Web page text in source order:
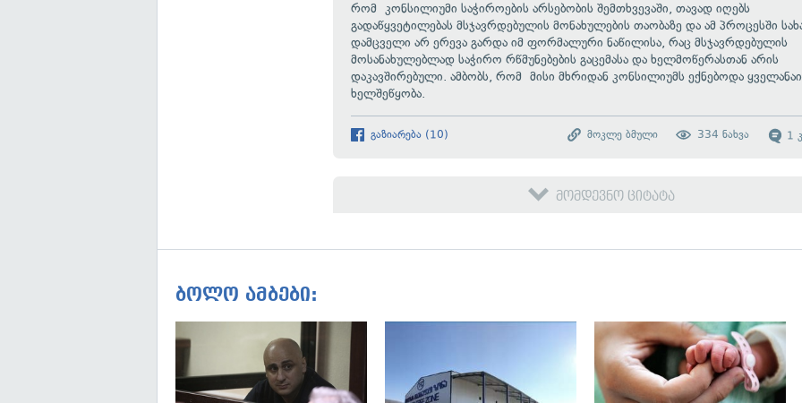
რომ კონსილიუმი საჭიროების არსებობის შემთხვევაში, თავად იღებს
გადაწყვეტილებას მსჯავრდებულის მონახულების თაობაზე და ამ პროცესში
დამცველი არ ერევა გარდა იმ ფორმალური ნაწილისა, რაც მსჯავრდებულის
მოსანახულებლად საჭირო რწმუნებების გაცემასა და ხელმოწერასთან არის
დაკავშირებული. ამბობს, რომ მისი მხრიდან კონსილიუმს ექნებოდა
ხელშეწყობა.
გაზიარება (10) 1
334 ნახვა
მოკლე ბმული
მომდევნო ციტატა
ბოლო ამბები:
გადახედვა